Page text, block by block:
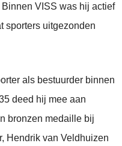
VISS was hij actief
sporters uitgezonden
als bestuurder binnen
deed hij mee aan
bronzen medaille bij
Hendrik van Veldhuizen